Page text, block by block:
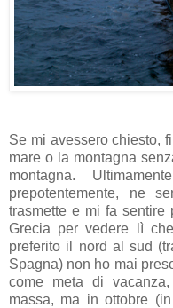
Se mi avessero chiesto,
mare o la montagna
montagna.
prepotentemente, ne
trasmette e mi fa sentire
Grecia per vedere lì
preferito il nord al sud
Spagna) non ho mai
come meta di
massa, ma in ottobre